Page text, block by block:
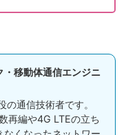
・移動体通信エンジニ
通信技術者です。
再編や4G LTEの立ち